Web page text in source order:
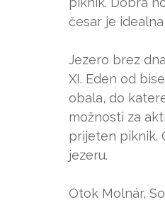
česar je
Jezero brez dna
XI. Eden od
obala, do
možnosti za
prijeten piknik.
jezeru.
Otok Molnár,